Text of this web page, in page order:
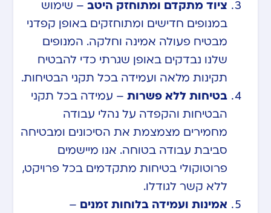
ציוד מתקדם ומתוחזק היטב – שימוש
במנופים חדישים ומתוחזקים באופן קפדני
מבטיח פעולה אמינה וחלקה. המנופים
שלנו נבדקים באופן שגרתי כדי להבטיח
תקינות מלאה ועמידה בכל תקני הבטיחות.
בטיחות ללא פשרות – עמידה בכל תקני
הבטיחות והקפדה על נהלי עבודה
מחמירים מצמצמת את הסיכונים ומבטיחה
סביבת עבודה בטוחה. אנו מיישמים
פרוטוקולי בטיחות מתקדמים בכל פרויקט,
ללא קשר לגודלו.
אמינות ועמידה בלוחות זמנים –